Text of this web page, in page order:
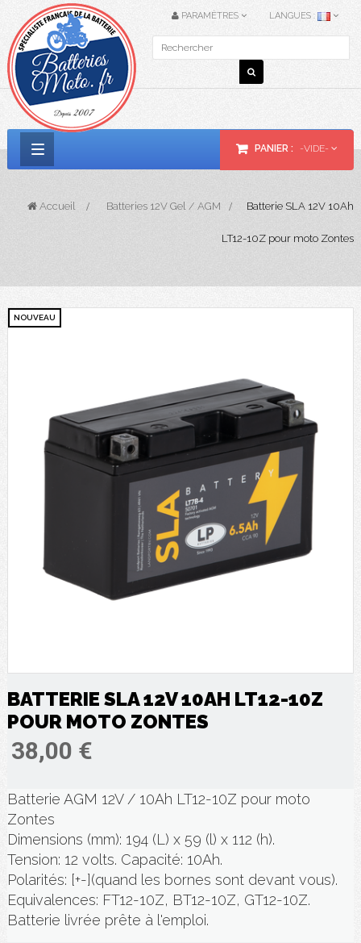
PARAMÈTRES LANGUES :
PANIER : -VIDE-
Accueil > Batteries 12V Gel / AGM > Batterie SLA 12V 10Ah
LT12-10Z pour moto Zontes
NOUVEAU
BATTERIE SLA 12V 10AH LT12-10Z
POUR MOTO ZONTES
38,00 €
Batterie AGM 12V / 10Ah LT12-10Z pour moto
Zontes
Dimensions (mm): 194 (L) x 59 (l) x 112 (h).
Tension: 12 volts. Capacité: 10Ah.
Polarités: [+-](quand les bornes sont devant vous).
Equivalences: FT12-10Z, BT12-10Z, GT12-10Z.
Batterie livrée prête à l'emploi.